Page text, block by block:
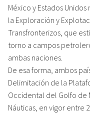
México y Estados
la Exploración y
Transfronterizos, que
torno a campos
ambas naciones.
De esa forma, ambos
Delimitación de la
Occidental del Golfo de
Náuticas, en vigor entre